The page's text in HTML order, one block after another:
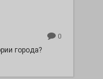
0
города?